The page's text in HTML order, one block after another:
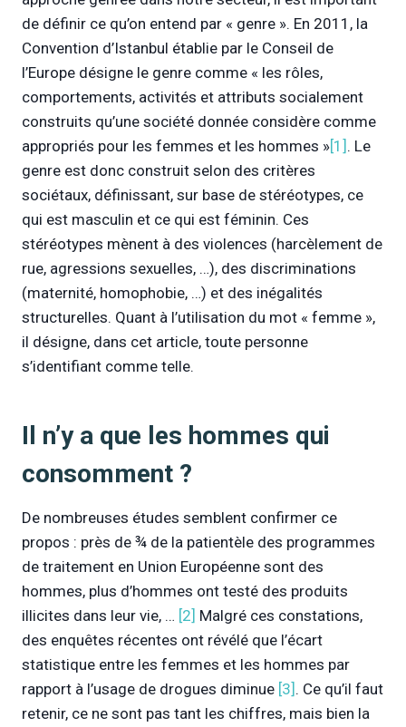
de définir ce qu’on entend par « genre ». En 2011, la
Convention d’Istanbul établie par le Conseil de
l’Europe désigne le genre comme « les rôles,
comportements, activités et attributs socialement
construits qu’une société donnée considère comme
appropriés pour les femmes et les hommes »[1] . Le
genre est donc construit selon des critères
sociétaux, définissant, sur base de stéréotypes, ce
qui est masculin et ce qui est féminin. Ces
stéréotypes mènent à des violences (harcèlement de
rue, agressions sexuelles, …), des discriminations
(maternité, homophobie, …) et des inégalités
structurelles. Quant à l’utilisation du mot « femme »,
il désigne, dans cet article, toute personne
s’identifiant comme telle.
Il n’y a que les hommes qui
consomment ?
De nombreuses études semblent confirmer ce
propos : près de ¾ de la patientèle des programmes
de traitement en Union Européenne sont des
hommes, plus d’hommes ont testé des produits
illicites dans leur vie, … [2] Malgré ces constations,
des enquêtes récentes ont révélé que l’écart
statistique entre les femmes et les hommes par
rapport à l’usage de drogues diminue [3] . Ce qu’il faut
retenir, ce ne sont pas tant les chiffres, mais bien la